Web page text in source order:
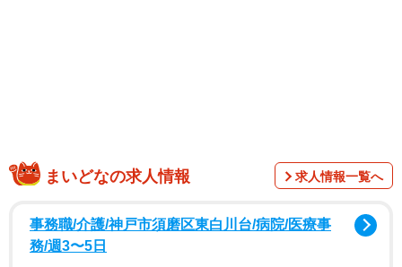
都内在住の会社員・N美さん（40代）もそのひとり。
「高校の同級生と定期的に集まってるんですが、話題の大
まいどなの求人情報 求人情報一覧へ
事務職/介護/神戸市須磨区東白川台/病院/医療事
務/週3〜5日